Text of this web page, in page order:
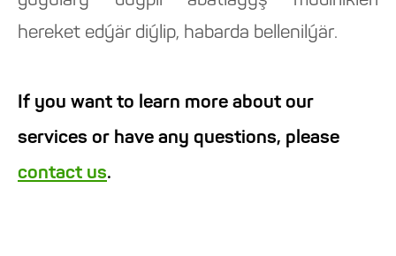
hereket edýär diýlip, habarda bellenilýär.
If you want to learn more about our
services or have any questions, please
contact us.